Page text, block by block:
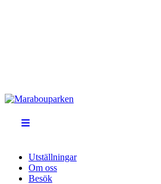
Utställningar
Om oss
Besök